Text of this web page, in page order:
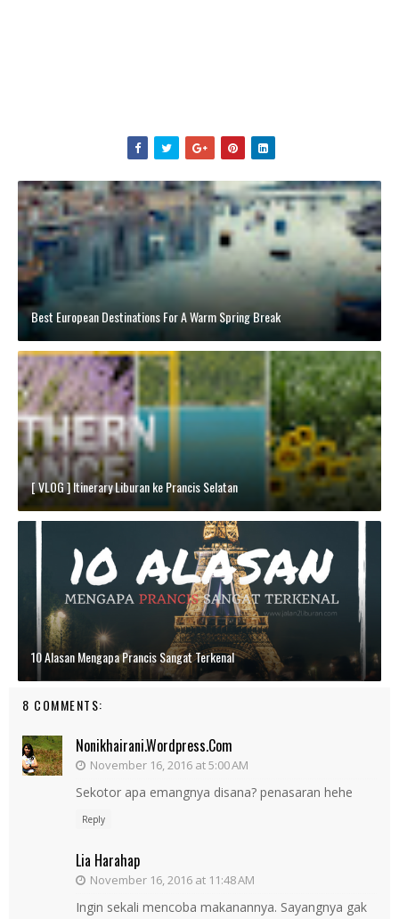
Best European Destinations For A Warm Spring Break
[ VLOG ] Itinerary Liburan ke Prancis Selatan
10 Alasan Mengapa Prancis Sangat Terkenal
8 COMMENTS:
Nonikhairani.wordpress.com
November 16, 2016 at 5:00 AM
Sekotor apa emangnya disana? penasaran hehe
Reply
Lia Harahap
November 16, 2016 at 11:48 AM
Ingin sekali mencoba makanannya. Sayangnya gak